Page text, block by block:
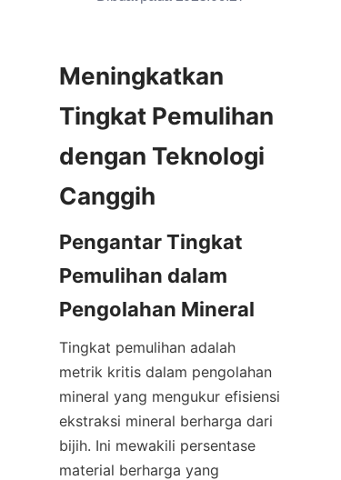
Meningkatkan
Tingkat Pemulihan
dengan Teknologi
Canggih
Pengantar Tingkat
Pemulihan dalam
Pengolahan Mineral
Tingkat pemulihan adalah
metrik kritis dalam pengolahan
mineral yang mengukur efisiensi
ekstraksi mineral berharga dari
bijih. Ini mewakili persentase
material berharga yang